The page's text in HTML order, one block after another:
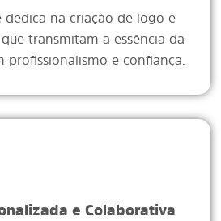
dedica na criação de logo e
transmitam a essência da
profissionalismo e confiança.
e Colaborativa